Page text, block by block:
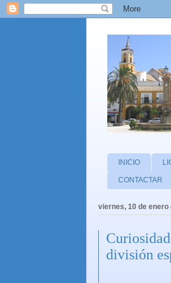
INICIO
CONTACTAR
viernes, 10 de enero
división